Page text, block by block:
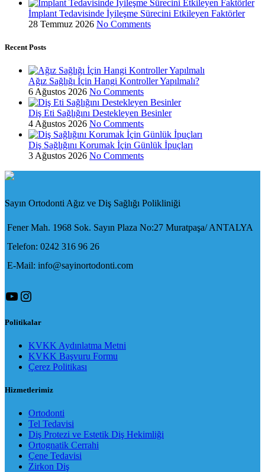
İmplant Tedavisinde İyileşme Sürecini Etkileyen Faktörler
28 Temmuz 2026 No Comments
Recent Posts
Ağız Sağlığı İçin Hangi Kontroller Yapılmalı?
6 Ağustos 2026 No Comments
Diş Eti Sağlığını Destekleyen Besinler
4 Ağustos 2026 No Comments
Diş Sağlığını Korumak İçin Günlük İpuçları
3 Ağustos 2026 No Comments
Sayın Ortodonti Ağız ve Diş Sağlığı Polikliniği
Fener Mah. 1968 Sok. Sayın Plaza No:27 Muratpaşa/ ANTALYA
Telefon: 0242 316 96 26
E-Mail: info@sayinortodonti.com
YouTube
Instagram
Politikalar
KVKK Aydınlatma Metni
KVKK Başvuru Formu
Çerez Politikası
Hizmetlerimiz
Ortodonti
Tel Tedavisi
Diş Protezi ve Estetik Diş Hekimliği
Ortognatik Cerrahi
Çene Tedavisi
Zirkon Diş